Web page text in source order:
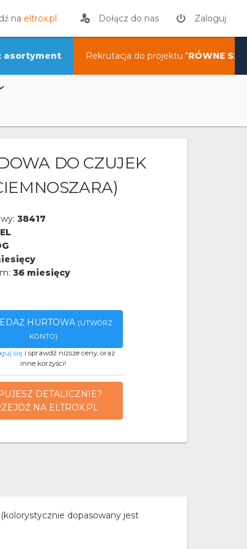
na eltrox.pl Dołącz do nas Zaloguj
asortyment Rekrutacja do projektu "RÓWNE
DO CZUJEK
38417
36 miesięcy
HURTOWA (UTWÓRZ
KONTO)
sięi sprawdź niższe ceny, oraz
inne korzyści!
DETALICZNIE?
NA ELTROX.PL
dopasowany jest